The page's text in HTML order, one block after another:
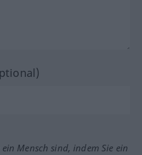
Mensch sind, indem Sie ein